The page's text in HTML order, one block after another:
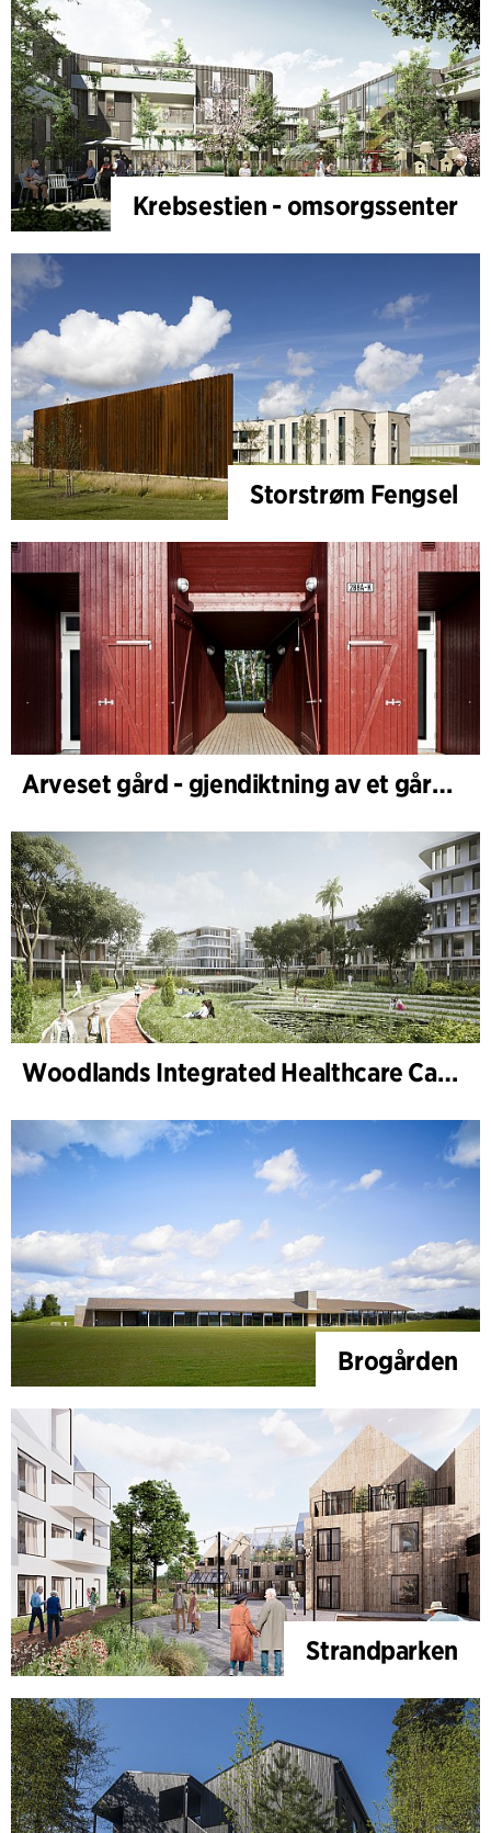
Krebsestien - omsorgssenter
Storstrøm Fengsel
Arveset gård - gjendiktning av et gårdsanlegg
Woodlands Integrated Healthcare Campus (Singapore)
Brogården
Strandparken